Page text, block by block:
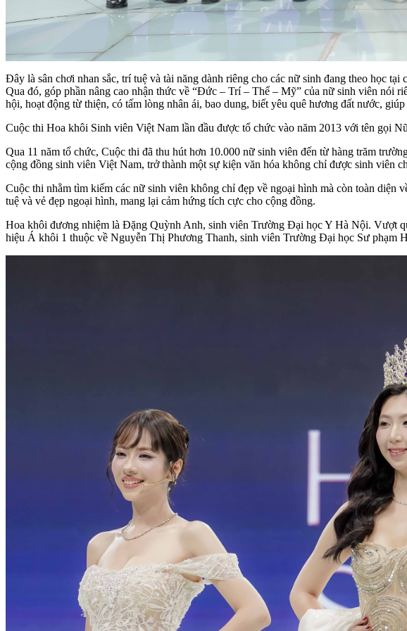
Đây là sân chơi nhan sắc, trí tuệ và tài năng dành riêng cho các nữ sinh đang theo học
Qua đó, góp phần nâng cao nhận thức về “Đức – Trí – Thể – Mỹ” của nữ sinh viên nói
hội, hoạt động từ thiện, có tấm lòng nhân ái, bao dung, biết yêu quê hương đất nước,
Cuộc thi Hoa khôi Sinh viên Việt Nam lần đầu được tổ chức vào năm 2013 với tên gọi
Qua 11 năm tổ chức, Cuộc thi đã thu hút hơn 10.000 nữ sinh viên đến từ hàng trăm
cộng đồng sinh viên Việt Nam, trở thành một sự kiện văn hóa không chỉ được sinh viên
Cuộc thi nhằm tìm kiếm các nữ sinh viên không chỉ đẹp về ngoại hình mà còn toàn
tuệ và vẻ đẹp ngoại hình, mang lại cảm hứng tích cực cho cộng đồng.
Hoa khôi đương nhiệm là Đặng Quỳnh Anh, sinh viên Trường Đại học Y Hà Nội. Vượt
hiệu Á khôi 1 thuộc về Nguyễn Thị Phương Thanh, sinh viên Trường Đại học Sư